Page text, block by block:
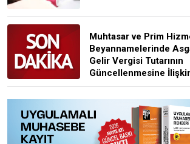
Muhtasar ve Prim
Beyannamelerinde
Gelir Vergisi Tutarının
Güncellenmesine